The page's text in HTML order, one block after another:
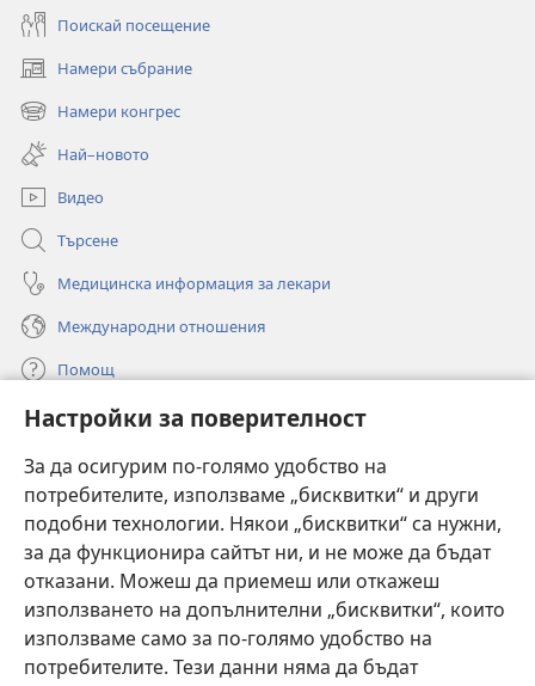
Настройки за поверителност
За да осигурим по-голямо удобство на
потребителите, използваме „бисквитки“ и други
подобни технологии. Някои „бисквитки“ са нужни,
за да функционира сайтът ни, и не може да бъдат
отказани. Можеш да приемеш или откажеш
използването на допълнителни „бисквитки“, които
използваме само за по-голямо удобство на
потребителите. Тези данни няма да бъдат
Поискай посещение
Намери събрание
(отваря
нов
прозорец)
Намери конгрес
(отваря
нов
прозорец)
Най–новото
Видео
Търсене
Медицинска информация за лекари
Международни отношения
Помощ
Дарения
нов
прозорец)ОНЛАЙН БИБЛИОТЕКА „Стражева кула“
(отваря
нов
прозорец)
JW Hub
(отваря
нов
прозорец)JW Library
Watchtower Library ®